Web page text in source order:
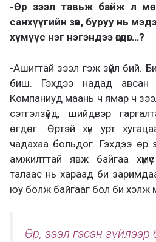
-Өр зээл тавьж байж л
санхүүгийн зөв, буруу нь
хүмүүс нэг нэгэндээ өгдөг…?
-Ашигтай зээл гэж зүйл бий.
биш. Гэхдээ надад авсан
Компаниуд маань ч ямар ч
сэтгэлзүйд, шийдвэр
өгдөг. Өртэй хүн урт
чадахаа больдог. Гэхдээ өр
амжилттай явж байгаа
талаас нь хараад би
юу болж байгааг бол би хэлж
Өр, зээл гэсэн зүйлээр